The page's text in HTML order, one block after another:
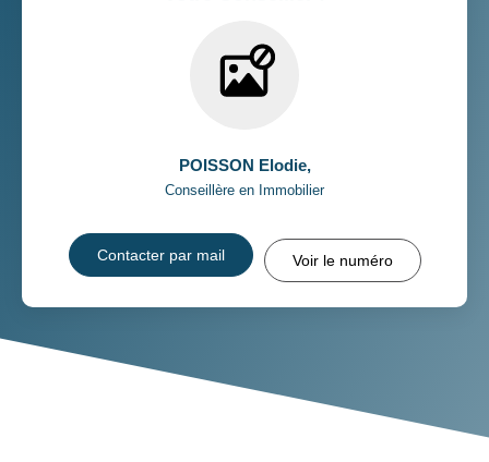
POISSON Elodie,
Conseillère en Immobilier
Contacter par mail Voir le numéro